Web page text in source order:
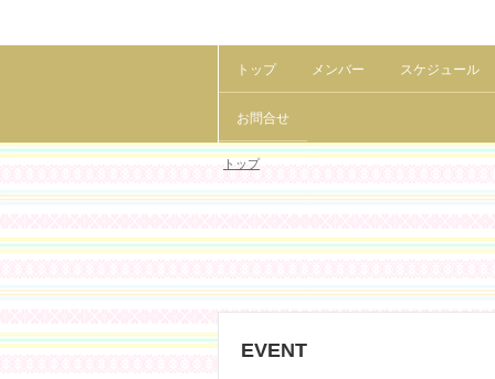
トップ メンバー スケジュール
お問合せ
トップ
EVENT